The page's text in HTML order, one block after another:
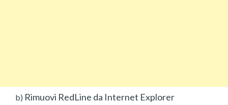
b) Rimuovi RedLine da Internet Explorer